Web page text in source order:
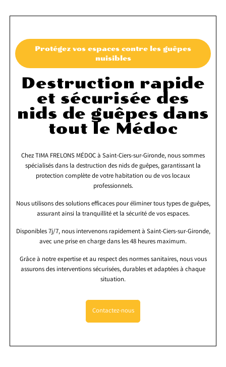
Protégez vos espaces contre les guêpes
nuisibles
Destruction rapide
et sécurisée des
nids de guêpes dans
tout le Médoc
Chez TIMA FRELONS MÉDOC à Saint-Ciers-sur-Gironde, nous sommes
spécialisés dans la destruction des nids de guêpes, garantissant la
protection complète de votre habitation ou de vos locaux
professionnels.
Nous utilisons des solutions efficaces pour éliminer tous types de guêpes,
assurant ainsi la tranquillité et la sécurité de vos espaces.
Disponibles 7j/7, nous intervenons rapidement à Saint-Ciers-sur-Gironde,
avec une prise en charge dans les 48 heures maximum.
Grâce à notre expertise et au respect des normes sanitaires, nous vous
assurons des interventions sécurisées, durables et adaptées à chaque
situation.
Contactez-nous